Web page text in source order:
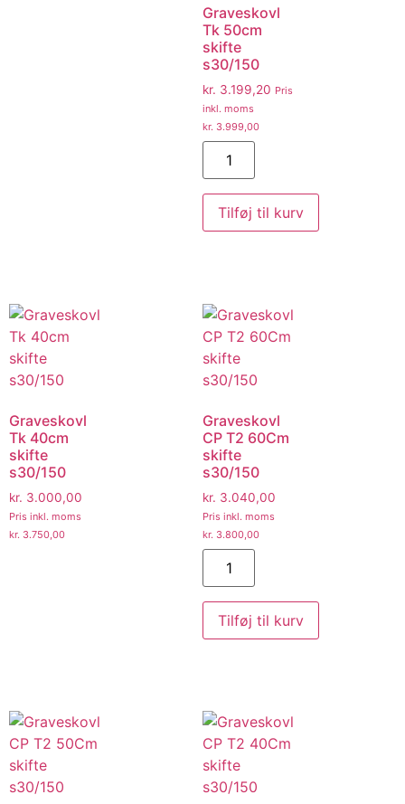
Graveskovl
Tk 50cm
skifte
s30/150
kr. 3.199,20 Pris
inkl. moms
kr. 3.999,00
Tilføj til kurv
Graveskovl
Tk 40cm
skifte
s30/150
kr. 3.000,00
Pris inkl. moms
kr. 3.750,00
Graveskovl
CP T2 60Cm
skifte
s30/150
kr. 3.040,00
Pris inkl. moms
kr. 3.800,00
Tilføj til kurv